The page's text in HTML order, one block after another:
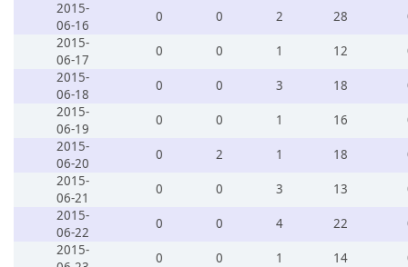
2015-
06-16
0 0 2 28
2015-
06-17
0 0 1 12
2015-
06-18
0 0 3 18
2015-
06-19
0 0 1 16
2015-
06-20
0 2 1 18
2015-
06-21
0 0 3 13
2015-
06-22
0 0 4 22
2015-
0 0 1 14